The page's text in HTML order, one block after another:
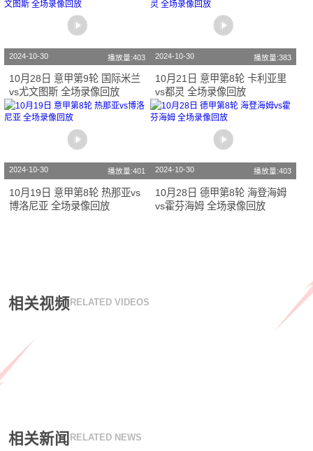
2024-10-30 播放量:403
10月28日 意甲第9轮 国际米兰
vs尤文图斯 全场录像回放
2024-10-30 播放量:383
10月21日 意甲第8轮 卡利亚里
vs都灵 全场录像回放
2024-10-30 播放量:401
10月19日 意甲第8轮 热那亚vs
博洛尼亚 全场录像回放
2024-10-30 播放量:403
10月28日 德甲第8轮 海登海姆
vs霍芬海姆 全场录像回放
相关视频 RELATED VIDEOS
相关新闻 RELATED NEWS